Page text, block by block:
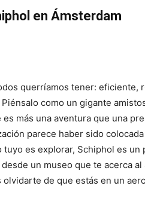
en Ámsterdam
querríamos tener: eficiente,
como un gigante
más una aventura que una
parece haber sido
es explorar, Schiphol es
un museo que te acerca
de que estás en un